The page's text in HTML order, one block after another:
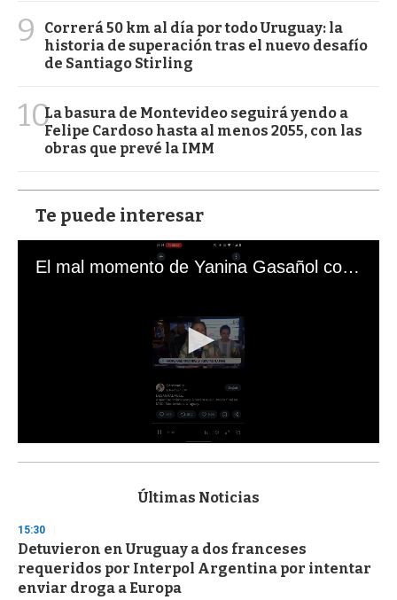
9
Correrá 50 km al día por todo Uruguay: la
historia de superación tras el nuevo desafío
de Santiago Stirling
10La basura de Montevideo seguirá yendo a
Felipe Cardoso hasta al menos 2055, con las
obras que prevé la IMM
Te puede interesar
El mal momento de Yanina Gasañol con un hincha argentino en "Subrayado"
s
d
s
o
f
3
Últimas Noticias
15:30
Detuvieron en Uruguay a dos franceses
requeridos por Interpol Argentina por intentar
enviar droga a Europa